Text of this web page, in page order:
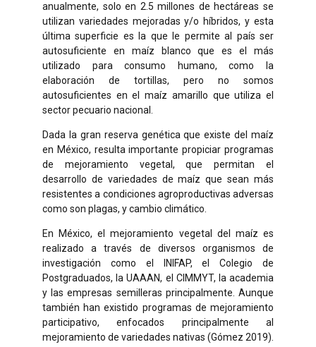
anualmente, solo en 2.5 millones de hectáreas se
utilizan variedades mejoradas y/o híbridos, y esta
última superficie es la que le permite al país ser
autosuficiente en maíz blanco que es el más
utilizado para consumo humano, como la
elaboración de tortillas, pero no somos
autosuficientes en el maíz amarillo que utiliza el
sector pecuario nacional.
Dada la gran reserva genética que existe del maíz
en México, resulta importante propiciar programas
de mejoramiento vegetal, que permitan el
desarrollo de variedades de maíz que sean más
resistentes a condiciones agroproductivas adversas
como son plagas, y cambio climático.
En México, el mejoramiento vegetal del maíz es
realizado a través de diversos organismos de
investigación como el INIFAP, el Colegio de
Postgraduados, la UAAAN, el CIMMYT, la academia
y las empresas semilleras principalmente. Aunque
también han existido programas de mejoramiento
participativo, enfocados principalmente al
mejoramiento de variedades nativas (Gómez 2019).